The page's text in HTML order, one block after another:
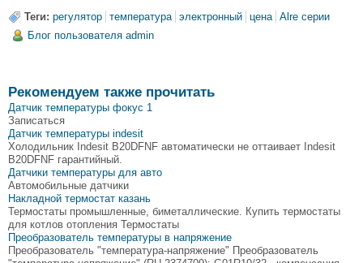
Теги: регулятор температура электронный цена Alre серии
Блог пользователя admin
Рекомендуем также прочитать
Датчик температуры фокус 1
Записаться
Датчик температуры indesit
Холодильник Indesit B20DFNF автоматически не оттаивает Indesit
B20DFNF гарантийный.
Датчики температуры для авто
Автомобильные датчики
Накладной термостат казань
Термостаты промышленные, биметаллические. Купить термостаты
для котлов отопления Термостаты
Преобразователь температуры в напряжение
Преобразователь "температура-напряжение" Преобразователь